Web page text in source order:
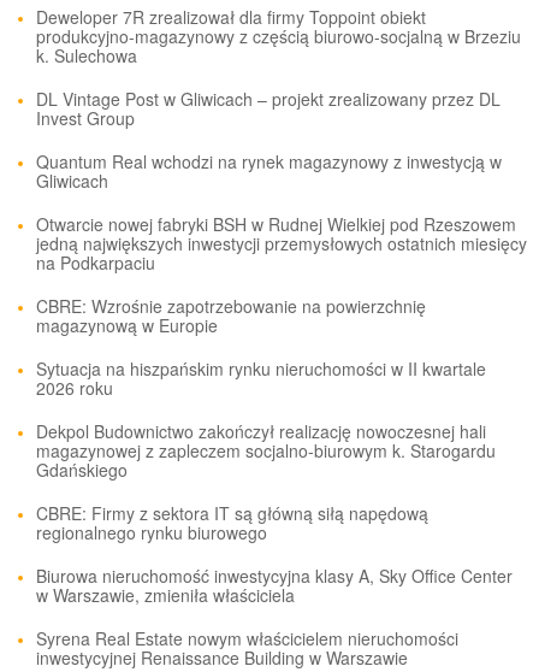
Deweloper 7R zrealizował dla firmy Toppoint obiekt
produkcyjno-magazynowy z częścią biurowo-socjalną w Brzeziu
k. Sulechowa
DL Vintage Post w Gliwicach – projekt zrealizowany przez DL
Invest Group
Quantum Real wchodzi na rynek magazynowy z inwestycją w
Gliwicach
Otwarcie nowej fabryki BSH w Rudnej Wielkiej pod Rzeszowem
jedną największych inwestycji przemysłowych ostatnich miesięcy
na Podkarpaciu
CBRE: Wzrośnie zapotrzebowanie na powierzchnię
magazynową w Europie
Sytuacja na hiszpańskim rynku nieruchomości w II kwartale
2026 roku
Dekpol Budownictwo zakończył realizację nowoczesnej hali
magazynowej z zapleczem socjalno-biurowym k. Starogardu
Gdańskiego
CBRE: Firmy z sektora IT są główną siłą napędową
regionalnego rynku biurowego
Biurowa nieruchomość inwestycyjna klasy A, Sky Office Center
w Warszawie, zmieniła właściciela
Syrena Real Estate nowym właścicielem nieruchomości
inwestycyjnej Renaissance Building w Warszawie